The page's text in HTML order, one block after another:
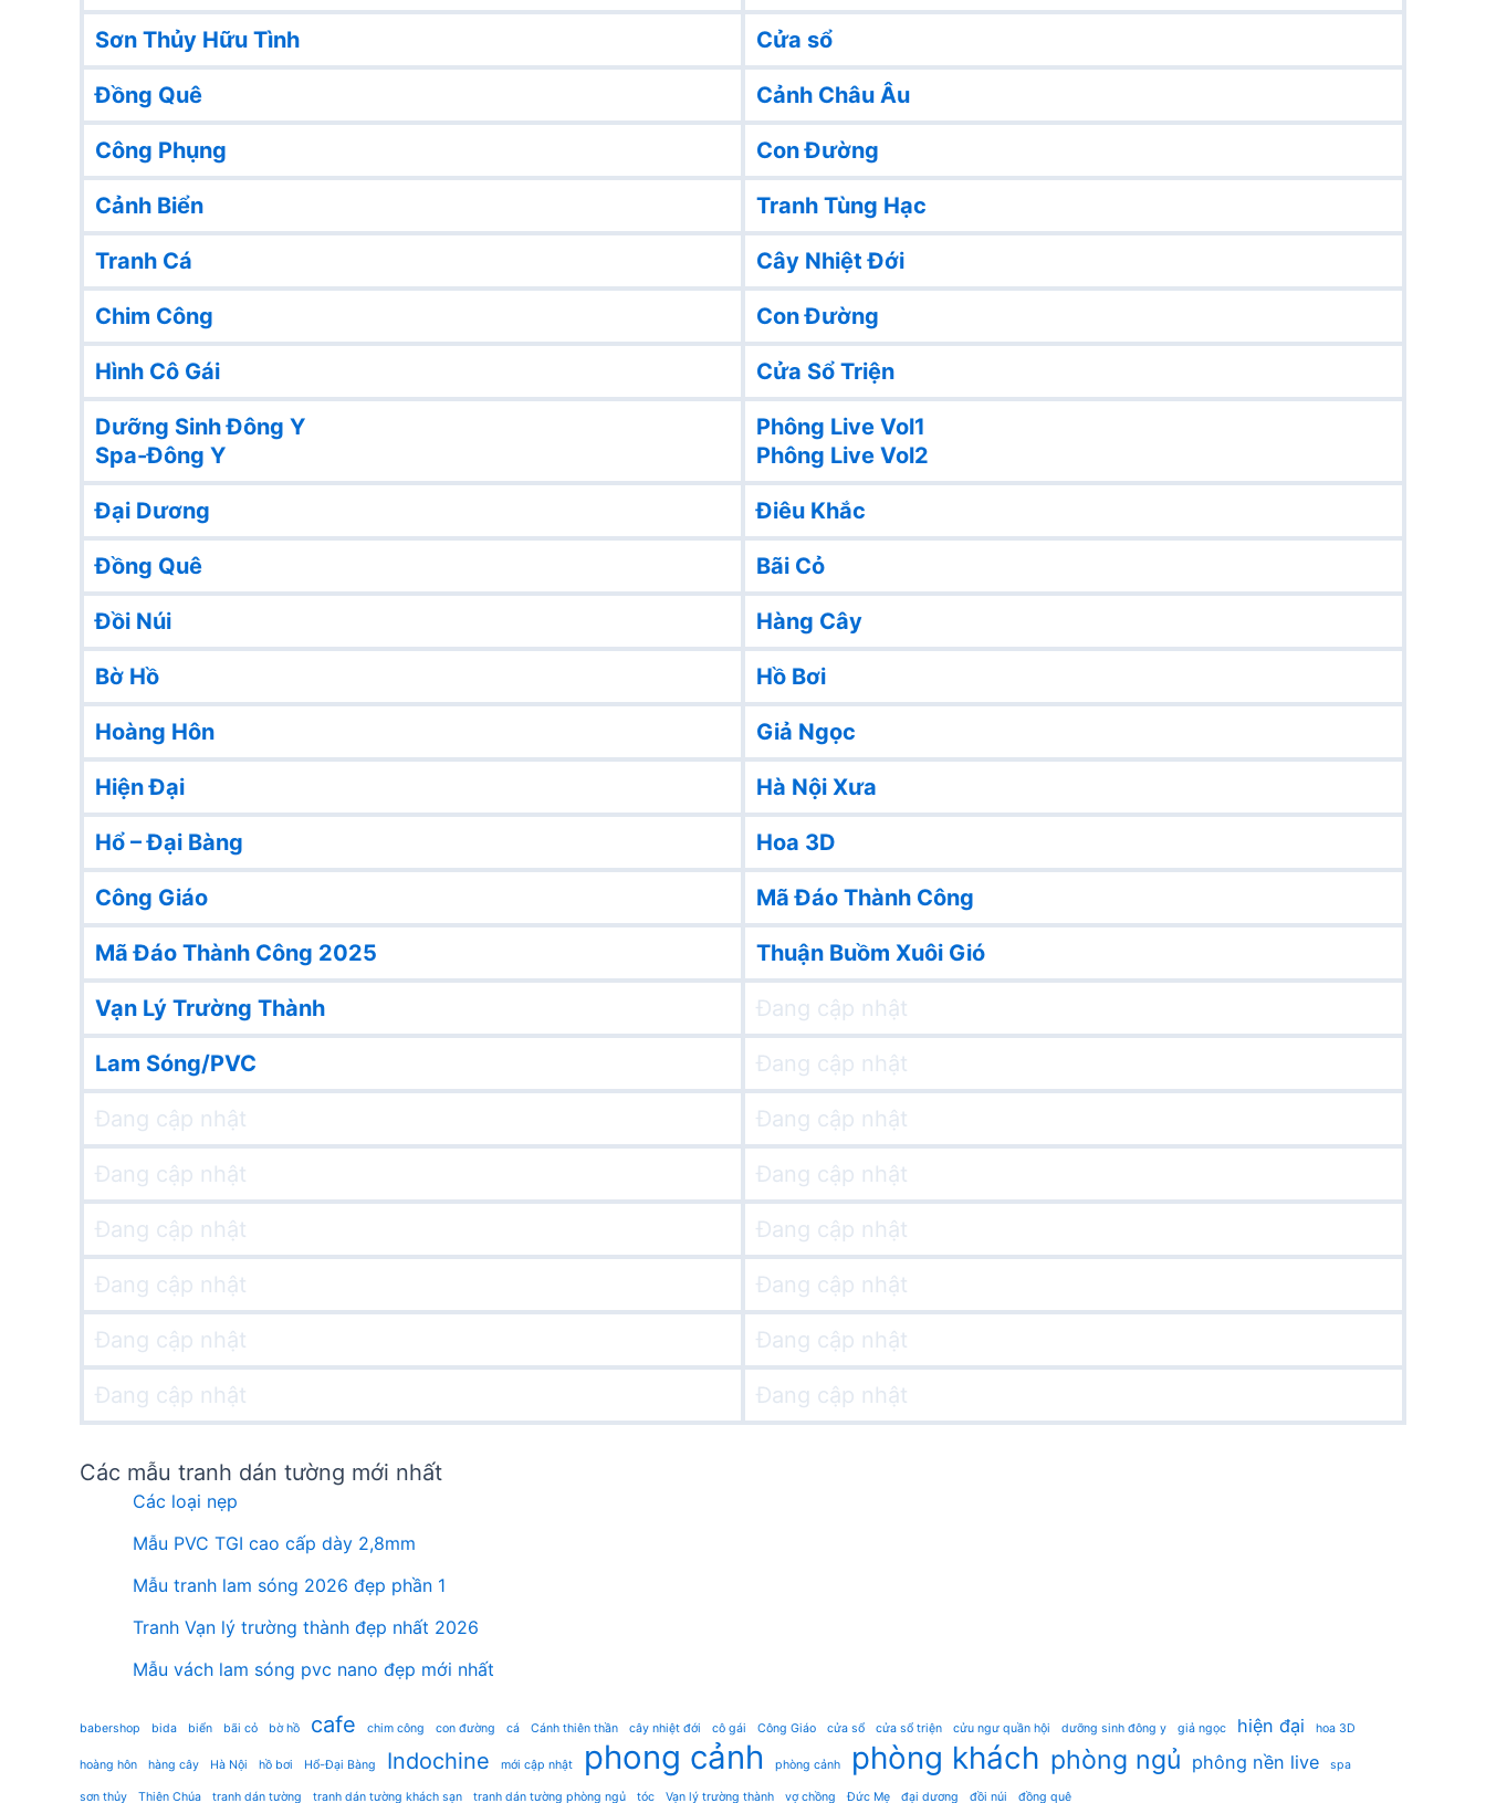
Sơn Thủy Hữu Tình Cửa sổ
Đồng Quê Cảnh Châu Âu
Công Phụng Con Đường
Cảnh Biển Tranh Tùng Hạc
Tranh Cá Cây Nhiệt Đới
Chim Công Con Đường
Hình Cô Gái Cửa Sổ Triện
Dưỡng Sinh Đông Y
Spa-Đông Y
Phông Live Vol1
Phông Live Vol2
Đại Dương Điêu Khắc
Đồng Quê Bãi Cỏ
Đồi Núi Hàng Cây
Bờ Hồ Hồ Bơi
Hoàng Hôn Giả Ngọc
Hiện Đại Hà Nội Xưa
Hổ – Đại Bàng Hoa 3D
Công Giáo Mã Đáo Thành Công
Mã Đáo Thành Công 2025 Thuận Buồm Xuôi Gió
Vạn Lý Trường Thành Đang cập nhật
Lam Sóng/PVC Đang cập nhật
Đang cập nhật Đang cập nhật
Đang cập nhật Đang cập nhật
Đang cập nhật Đang cập nhật
Đang cập nhật Đang cập nhật
Đang cập nhật Đang cập nhật
Đang cập nhật Đang cập nhật
Các mẫu tranh dán tường mới nhất
Các loại nẹp
Mẫu PVC TGI cao cấp dày 2,8mm
Mẫu tranh lam sóng 2026 đẹp phần 1
Tranh Vạn lý trường thành đẹp nhất 2026
Mẫu vách lam sóng pvc nano đẹp mới nhất
babershop bida biển bãi cỏ bờ hồ cafe chim công con đường cá Cánh thiên thần cây nhiệt đới cô gái Công Giáo cửa sổ cửa sổ triện cửu ngư quần hội dưỡng sinh đông y giả ngọc hiện đại hoa 3D
hoàng hôn hàng cây Hà Nội hồ bơi Hổ-Đại Bàng Indochine mới cập nhật phong cảnh phòng cảnh phòng khách phòng ngủ phông nền live spa
sơn thủy Thiên Chúa tranh dán tường tranh dán tường khách sạn tranh dán tường phòng ngủ tóc Vạn lý trường thành vợ chồng Đức Mẹ đại dương đồi núi đồng quê